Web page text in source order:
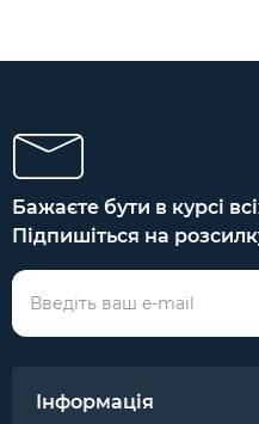
Бажаєте бути в курсі
Підпишіться на
Інформація